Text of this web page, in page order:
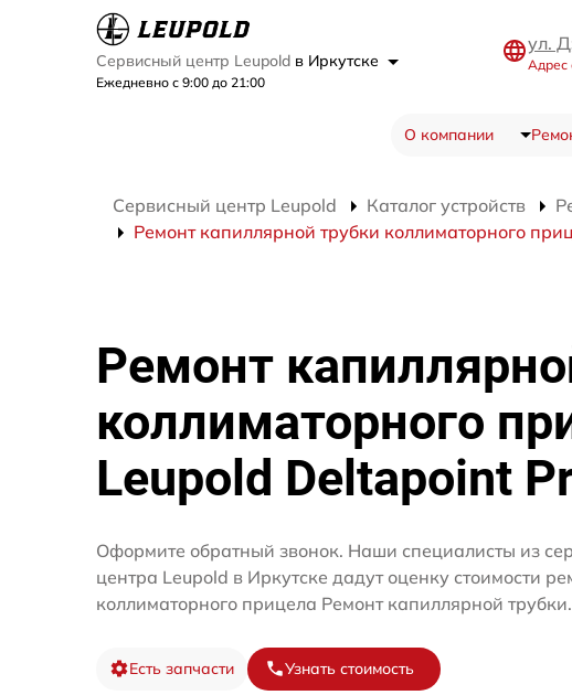
Сервисный центр Leupold в Иркутске
Ежедневно с 9:00 до 21:00
ул.
Адрес
О компании
Сервисный центр Leupold Каталог устройств
Ремонт капиллярной трубки коллиматорного
Ремонт
коллиматорного
Leupold Deltapoint
Оформите обратный звонок. Наши специалисты из
центра Leupold в Иркутске дадут оценку стоимости
коллиматорного прицела Ремонт капиллярной трубки.
Есть запчасти Узнать стоимость